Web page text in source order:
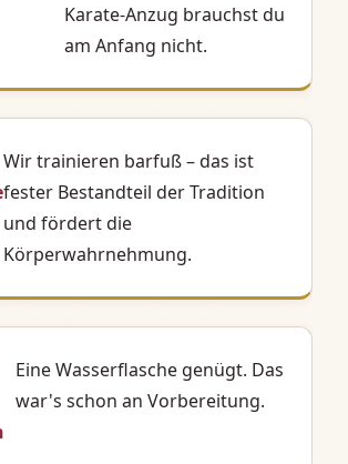
Karate-Anzug brauchst du
am Anfang nicht.
Wir trainieren barfuß – das ist
fester Bestandteil der Tradition
und fördert die
Körperwahrnehmung.
Eine Wasserflasche genügt. Das
war's schon an Vorbereitung.